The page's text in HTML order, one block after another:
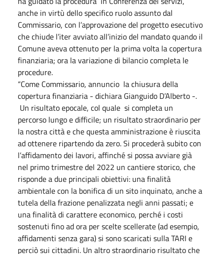
anche in virtù dello specifico ruolo assunto dal
Commissario, con l’approvazione del progetto esecutivo
che chiude l’iter avviato all’inizio del mandato quando il
Comune aveva ottenuto per la prima volta la copertura
finanziaria; ora la variazione di bilancio completa le
procedure.
“Come Commissario, annuncio la chiusura della
copertura finanziaria - dichiara Gianguido D’Alberto -.
Un risultato epocale, col quale si completa un
percorso lungo e difficile; un risultato straordinario per
la nostra città e che questa amministrazione è riuscita
ad ottenere ripartendo da zero. Si procederà subito con
l’affidamento dei lavori, affinché si possa avviare già
nel primo trimestre del 2022 un cantiere storico, che
risponde a due principali obiettivi: una finalità
ambientale con la bonifica di un sito inquinato, anche a
tutela della frazione penalizzata negli anni passati; e
una finalità di carattere economico, perché i costi
sostenuti fino ad ora per scelte scellerate (ad esempio,
affidamenti senza gara) si sono scaricati sulla TARI e
perciò sui cittadini. Un altro straordinario risultato che